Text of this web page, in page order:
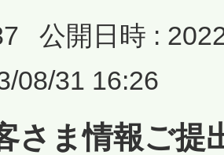
公開日時 :
08/31 16:26
さま情報ご